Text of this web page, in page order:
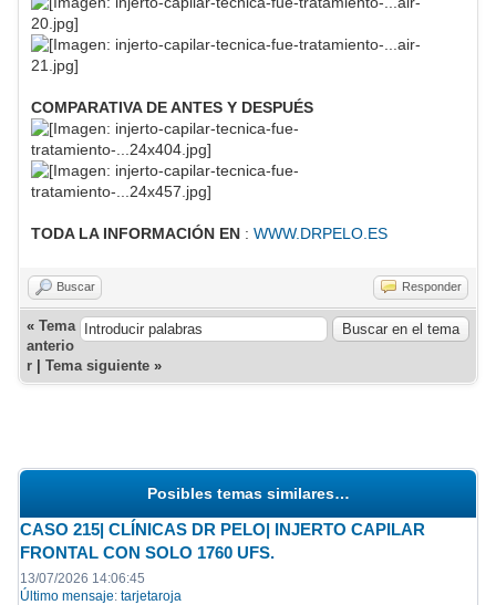
COMPARATIVA DE ANTES Y DESPUÉS
TODA LA INFORMACIÓN EN :WWW.DRPELO.ES
Buscar Responder
«Tema
anterio
r |Tema siguiente »
Posibles temas similares…
CASO 215| CLÍNICAS DR PELO| INJERTO CAPILAR
FRONTAL CON SOLO 1760 UFS.
13/07/2026 14:06:45
Último mensaje:tarjetaroja